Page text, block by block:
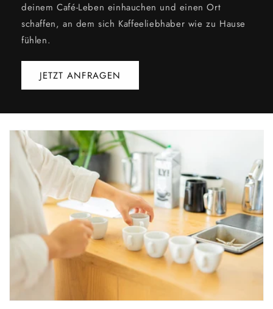
deinem Café-Leben einhauchen und einen Ort
schaffen, an dem sich Kaffeeliebhaber wie zu Hause
fühlen.
JETZT ANFRAGEN